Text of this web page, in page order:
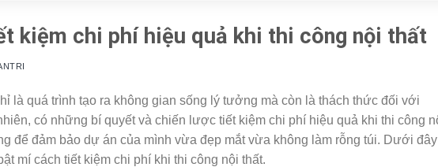
kiệm chi phí hiệu quả khi thi công nội thất
là quá trình tạo ra không gian sống lý tưởng mà còn là thách thức đối với
có những bí quyết và chiến lược tiết kiệm chi phí hiệu quả khi thi công
để đảm bảo dự án của mình vừa đẹp mắt vừa không làm rỗng túi. Dưới đây
mí cách tiết kiệm chi phí khi thi công nội thất.